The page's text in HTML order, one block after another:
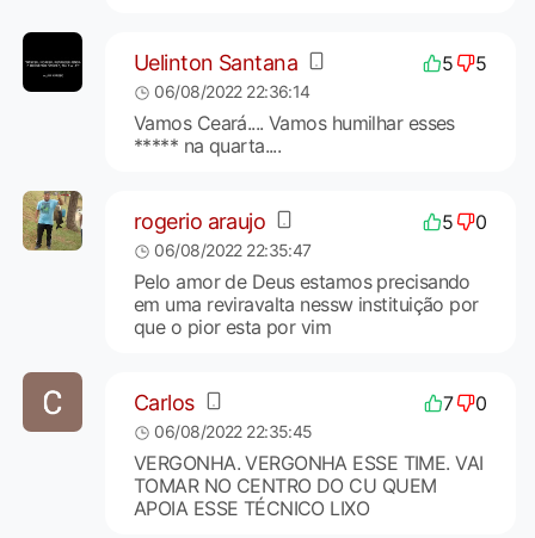
Uelinton Santana 5 5
06/08/2022 22:36:14
Vamos Ceará.... Vamos humilhar esses
***** na quarta....
rogerio araujo 5 0
06/08/2022 22:35:47
Pelo amor de Deus estamos precisando
em uma reviravalta nessw instituição por
que o pior esta por vim
Carlos 7 0
06/08/2022 22:35:45
VERGONHA. VERGONHA ESSE TIME. VAI
TOMAR NO CENTRO DO CU QUEM
APOIA ESSE TÉCNICO LIXO